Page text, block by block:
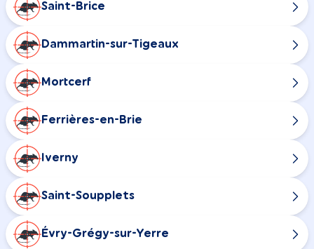
Saint-Brice
Dammartin-sur-Tigeaux
Mortcerf
Ferrières-en-Brie
Iverny
Saint-Soupplets
Évry-Grégy-sur-Yerre